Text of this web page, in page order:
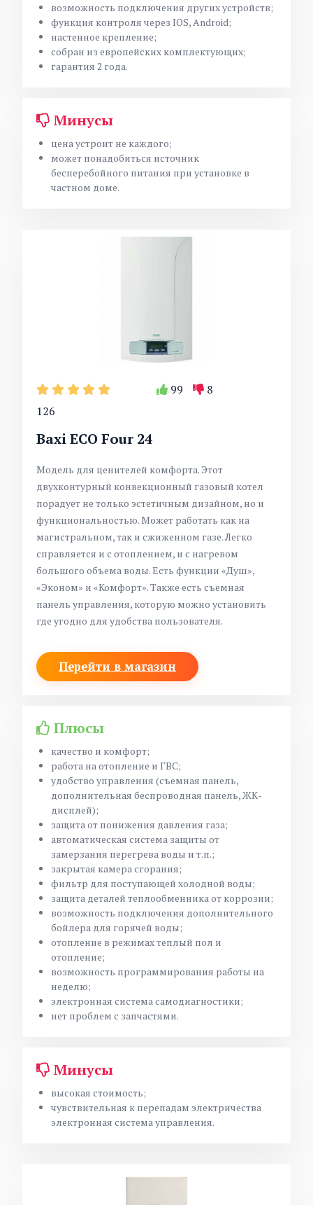
возможность подключения других устройств;
функция контроля через IOS, Android;
настенное крепление;
собран из европейских комплектующих;
гарантия 2 года.
Минусы
цена устроит не каждого;
может понадобиться источник
бесперебойного питания при установке в
частном доме.
126
99 8
Baxi ECO Four 24
Модель для ценителей комфорта. Этот
двухконтурный конвекционный газовый котел
порадует не только эстетичным дизайном, но и
функциональностью. Может работать как на
магистральном, так и сжиженном газе. Легко
справляется и с отоплением, и с нагревом
большого объема воды. Есть функции «Душ»,
«Эконом» и «Комфорт». Также есть съемная
панель управления, которую можно установить
где угодно для удобства пользователя.
Перейти в магазин
Плюсы
качество и комфорт;
работа на отопление и ГВС;
удобство управления (съемная панель,
дополнительная беспроводная панель, ЖК-
дисплей);
защита от понижения давления газа;
автоматическая система защиты от
замерзания перегрева воды и т.п.;
закрытая камера сгорания;
фильтр для поступающей холодной воды;
защита деталей теплообменника от коррозии;
возможность подключения дополнительного
бойлера для горячей воды;
отопление в режимах теплый пол и
отопление;
возможность программирования работы на
неделю;
электронная система самодиагностики;
нет проблем с запчастями.
Минусы
высокая стоимость;
чувствительная к перепадам электричества
электронная система управления.